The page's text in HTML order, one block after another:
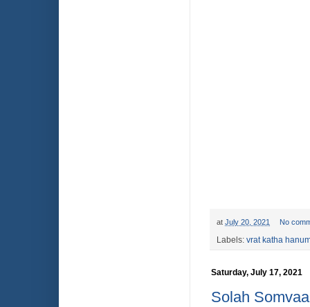
at July 20, 2021 No
Labels: vrat katha
Saturday, July 17, 2021
Solah